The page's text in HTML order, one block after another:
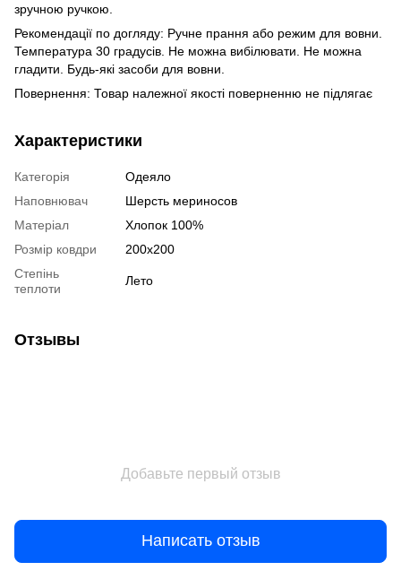
зручною ручкою.
Рекомендації по догляду: Ручне прання або режим для вовни.
Температура 30 градусів. Не можна вибілювати. Не можна
гладити. Будь-які засоби для вовни.
Повернення: Товар належної якості поверненню не підлягає
Характеристики
Категорія
Одеяло
Наповнювач
Шерсть мериносов
Матеріал
Хлопок 100%
Розмір ковдри
200х200
Степінь
теплоти
Лето
Отзывы
Добавьте первый отзыв
Написать отзыв